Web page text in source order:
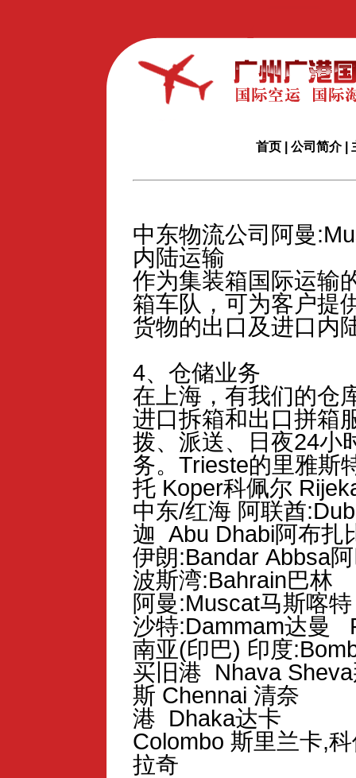
首页 公司简介|
中东物流公司阿曼
内陆运输
作为集装箱国际运输
箱车队，可为客户提
货物的出口及进口内
4、仓储业务
在上海，有我们的仓
进口拆箱和出口拼箱
拨、派送、日夜24小
务。Trieste的里雅斯
托 Koper科佩尔
中东/红海 阿联酋
迦 Abu Dhabi阿布扎
伊朗:Bandar Abbsa
波斯湾:Bahrain巴林
阿曼:Muscat马斯喀
沙特:Dammam达曼
南亚(印巴) 印度
买旧港 Nhava
斯 Chennai 清奈
港 Dhaka达卡
Colombo 斯里兰卡,
拉奇